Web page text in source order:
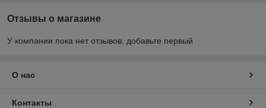
Отзывы о магазине
У компании пока нет отзывов, добавьте первый
О нас
Контакты